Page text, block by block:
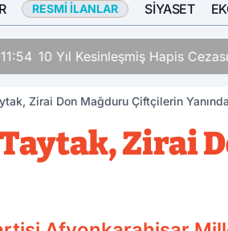
RESMI İLANLAR SIYASET
Kesinleşmiş Hapis Cezası Bulunan
Zirai Don Mağduru Çiftçilerin Yanında
Zirai